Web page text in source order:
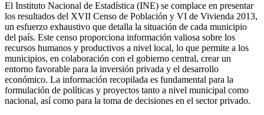
El Instituto Nacional de Estadística (INE) se complace en presentar
los resultados del XVII Censo de Población y VI de Vivienda 2013,
un esfuerzo exhaustivo que detalla la situación de cada municipio
del país. Este censo proporciona información valiosa sobre los
recursos humanos y productivos a nivel local, lo que permite a los
municipios, en colaboración con el gobierno central, crear un
entorno favorable para la inversión privada y el desarrollo
económico. La información recopilada es fundamental para la
formulación de políticas y proyectos tanto a nivel municipal como
nacional, así como para la toma de decisiones en el sector privado.